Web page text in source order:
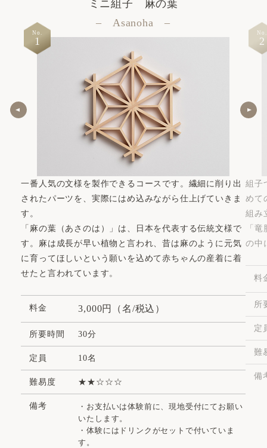
No.
1
ミニ組子 麻の葉
– Asanoha –
一番人気の文様を製作できるコースです。繊細に削り出
されたパーツを、実際にはめ込みながら仕上げていきま
す。
「麻の葉（あさのは）」は、日本を代表する伝統文様で
す。麻は成長が早い植物と言われ、昔は麻のように元気
に育ってほしいという願いを込めて赤ちゃんの産着に着
せたと言われています。
料金 3,000円（名/税込）
所要時間 30分
定員 10名
難易度
備考
・お支払いは体験前に、現地受付にてお願い
いたします。
・体験にはドリンクがセットで付いていま
す。
No.
2
組子
めて
組み
「
の中
料
所
定
難
備